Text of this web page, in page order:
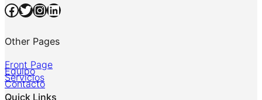
Facebook Twitter InstagramLinkedIn
Other Pages
Front Page
Equipo
Servicios
Contacto
Quick Links